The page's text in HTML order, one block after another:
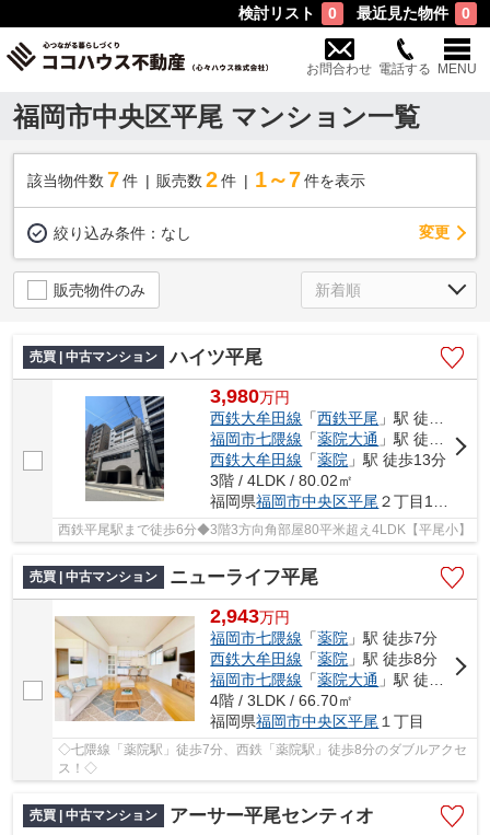
検討リスト 0 最近見た物件 0
お問合わせ 電話する MENU
福岡市中央区平尾 マンション一覧
該当物件数 7件 販売数 2 件 1～7 件を表示
絞り込み条件： なし 変更
販売物件のみ
売買 | 中古マンション ハイツ平尾
3,980万円
西鉄大牟田線 「西鉄平尾 」駅 徒歩6分
福岡市七隈線 「薬院大通 」駅 徒歩12分
西鉄大牟田線 「薬院 」駅 徒歩13分
3階 / 4LDK / 80.02㎡
福岡県福岡市中央区平尾２丁目19-7
西鉄平尾駅まで徒歩6分◆3階3方向角部屋80平米超え4LDK【平尾小】
売買 | 中古マンション ニューライフ平尾
2,943万円
福岡市七隈線 「薬院 」駅 徒歩7分
西鉄大牟田線 「薬院 」駅 徒歩8分
福岡市七隈線 「薬院大通 」駅 徒歩10分
4階 / 3LDK / 66.70㎡
福岡県福岡市中央区平尾 １丁目
◇七隈線「薬院駅」徒歩7分、西鉄「薬院駅」徒歩8分のダブルアクセ
ス！◇
売買 | 中古マンション アーサー平尾センティオ